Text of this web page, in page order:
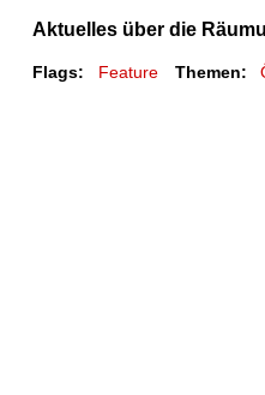
Aktuelles über die
Flags: Feature Themen: